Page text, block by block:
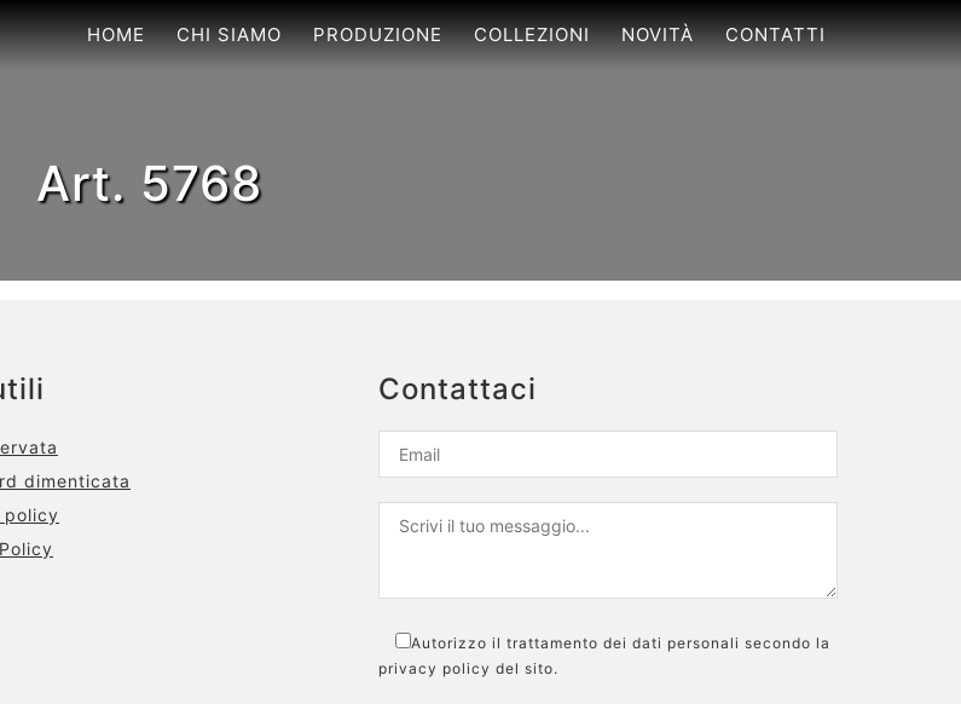
HOME CHI SIAMO PRODUZIONE COLLEZIONI NOVITÀ CONTATTI
Art. 5768
dimenticata
policy
Contattaci
Autorizzo il trattamento dei dati personali secondo la
privacy policy del sito.